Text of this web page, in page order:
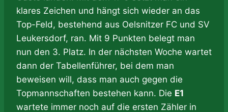
klares Zeichen und hängt sich wieder an das
Top-Feld, bestehend aus Oelsnitzer FC und SV
Leukersdorf, ran. Mit 9 Punkten belegt man
nun den 3. Platz. In der nächsten Woche wartet
dann der Tabellenführer, bei dem man
beweisen will, dass man auch gegen die
Topmannschaften bestehen kann. Die E1
wartete immer noch auf die ersten Zähler in